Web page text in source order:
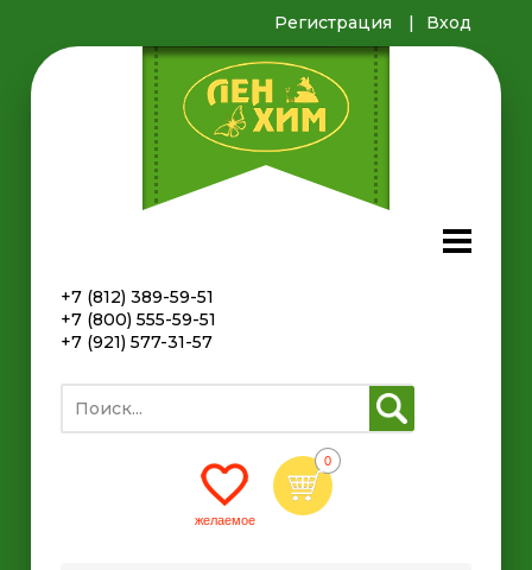
Регистрация Вход
+7 (812) 389-59-51
+7 (800) 555-59-51
+7 (921) 577-31-57